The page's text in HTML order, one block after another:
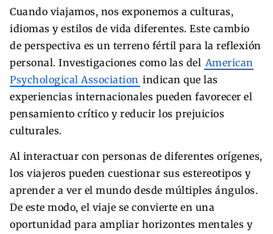
Cuando viajamos, nos exponemos a culturas,
idiomas y estilos de vida diferentes. Este cambio
de perspectiva es un terreno fértil para la reflexión
personal. Investigaciones como las del American
Psychological Association indican que las
experiencias internacionales pueden favorecer el
pensamiento crítico y reducir los prejuicios
culturales.
Al interactuar con personas de diferentes orígenes,
los viajeros pueden cuestionar sus estereotipos y
aprender a ver el mundo desde múltiples ángulos.
De este modo, el viaje se convierte en una
oportunidad para ampliar horizontes mentales y